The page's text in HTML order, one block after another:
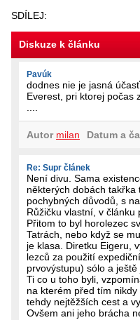
SDÍLEJ:
Diskuze k článku
Pavúk
dodnes nie je jasná
Everest, pri ktorej počas
Autor milan Datum a
Re: Supr článek
Není divu. Sama
některých dobách takřka
pochybných důvodů, s
Růžičku vlastní, v článku
Přitom to byl horolezec
Tatrách, nebo když se
je klasa. Diretku Eigeru,
lezců za použití
prvovýstupu) sólo a ještě
Ti co u toho byli,
na kterém před tím
tehdy nejtěžších cest a
Ovšem ani jeho brácha